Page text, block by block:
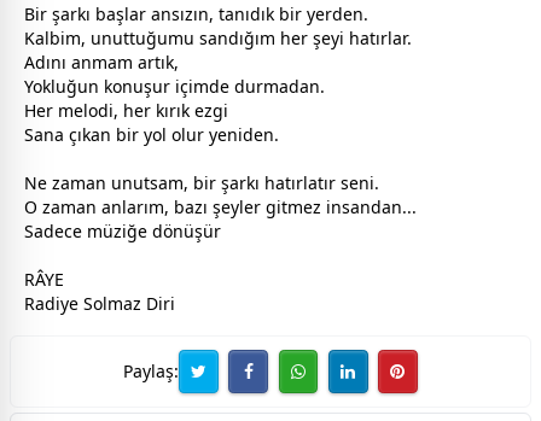
Bir şarkı başlar ansızın, tanıdık bir yerden.
Kalbim, unuttuğumu sandığım her şeyi hatırlar.
Adını anmam artık,
Yokluğun konuşur içimde durmadan.
Her melodi, her kırık ezgi
Sana çıkan bir yol olur yeniden.
Ne zaman unutsam, bir şarkı hatırlatır seni.
O zaman anlarım, bazı şeyler gitmez insandan...
Sadece müziğe dönüşür
RÂYE
Radiye Solmaz Diri
Paylaş: